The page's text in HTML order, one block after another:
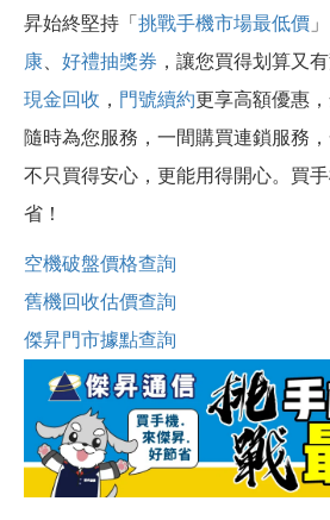
昇始終堅持「挑戰手機市場最低價
康、 好禮抽獎券 ，讓您買得划算又
現金回收 ， 門號續約更享高額優惠
隨時為您服務，一間購買連鎖服務
不只買得安心，更能用得開心。買
省！
空機破盤價格查詢
舊機回收估價查詢
傑昇門市據點查詢